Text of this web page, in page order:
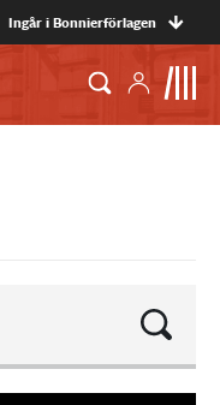
Ingår i Bonnierförlagen